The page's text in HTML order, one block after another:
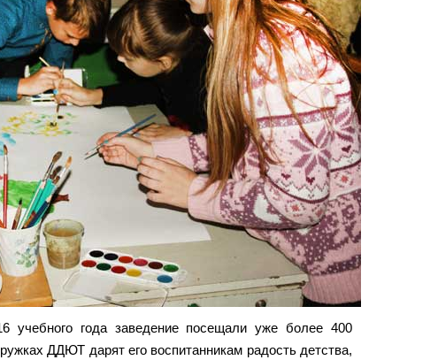
учебного года заведение посещали уже более 400
ДДЮТ дарят его воспитанникам радость детства,